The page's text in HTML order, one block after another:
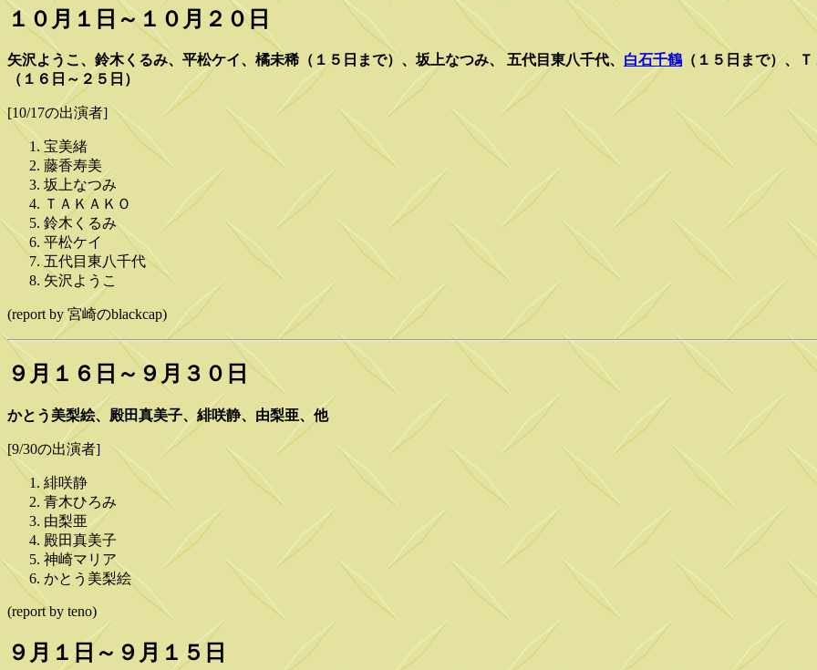
１０月１日～１０月２０日
矢沢ようこ、鈴木くるみ、平松ケイ、橘未稀（１５日まで）、坂上なつみ、 五代目東八千代、 白石千鶴 （１５日まで）、
（１６日～２５日）
[10/17の出演者]
宝美緒
藤香寿美
坂上なつみ
ＴＡＫＡＫＯ
鈴木くるみ
平松ケイ
五代目東八千代
矢沢ようこ
(report by 宮崎のblackcap)
９月１６日～９月３０日
かとう美梨絵、殿田真美子、緋咲静、由梨亜、他
[9/30の出演者]
緋咲静
青木ひろみ
由梨亜
殿田真美子
神崎マリア
かとう美梨絵
(report by teno)
９月１日～９月１５日